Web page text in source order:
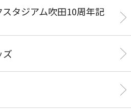
タジアム吹田10周年記
ズ